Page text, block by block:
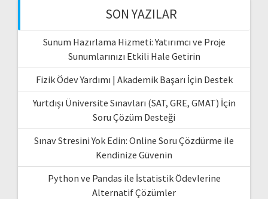
SON YAZILAR
Sunum Hazırlama Hizmeti: Yatırımcı ve Proje
Sunumlarınızı Etkili Hale Getirin
Fizik Ödev Yardımı | Akademik Başarı İçin Destek
Yurtdışı Üniversite Sınavları (SAT, GRE, GMAT) İçin
Soru Çözüm Desteği
Sınav Stresini Yok Edin: Online Soru Çözdürme ile
Kendinize Güvenin
Python ve Pandas ile İstatistik Ödevlerine
Alternatif Çözümler